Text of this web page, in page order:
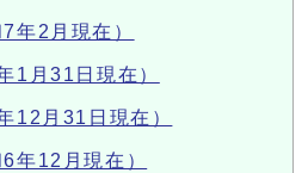
年2月現在）
1月31日現在）
12月31日現在）
年12月現在）